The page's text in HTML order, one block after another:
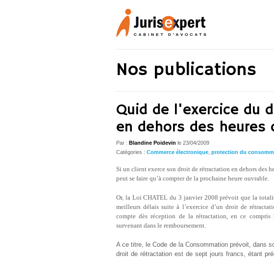
Nos publications
Quid de l'exercice du
en dehors des heures
Par : Blandine Poidevin le 23/04/2009
Catégories : Commerce électronique protection du
Si un client exerce son droit de rétractation en dehors des
peut se faire qu’à compter de la prochaine heure ouvrable.
Or, la Loi CHATEL du 3 janvier 2008 prévoit que la
meilleurs délais suite à l’exercice d’un droit de
compte dès réception de la rétractation, en ce
survenant dans le remboursement.
A ce titre, le Code de la Consommation prévoit, dans
droit de rétractation est de sept jours francs, étant